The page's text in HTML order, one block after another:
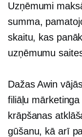
Uzņēmumi
summa,
skaitu, kas
uzņēmumu
Dažas Awin
filiāļu
krāpšanas
gūšanu, kā arī